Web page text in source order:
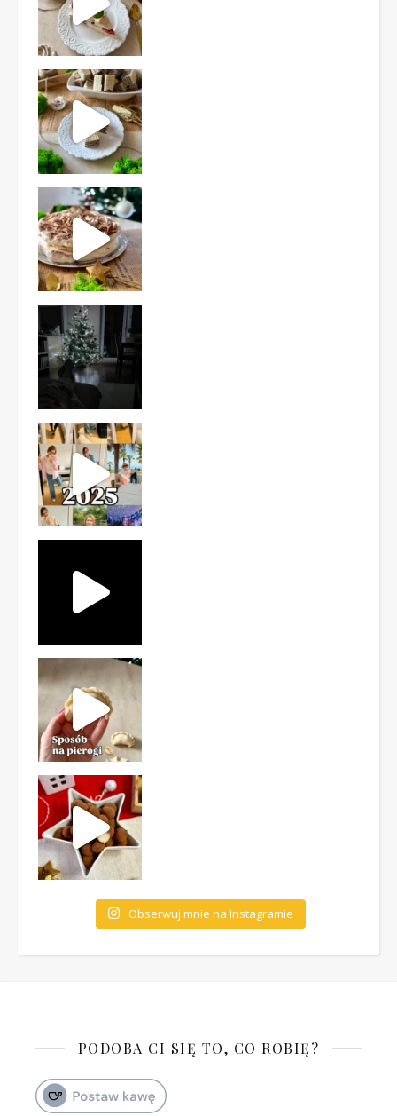
Ten deser to prawdziwy HIT PRL-u! Wafle przełożo
Obserwuj mnie na Instagramie
PODOBA CI SIĘ TO, CO ROBIĘ?